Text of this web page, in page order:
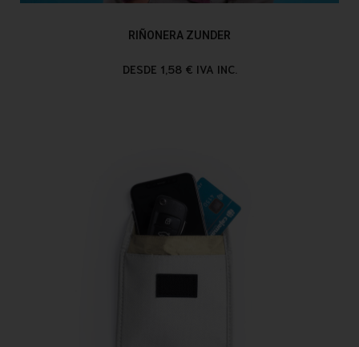
RIÑONERA ZUNDER
DESDE 1,58 € IVA INC.